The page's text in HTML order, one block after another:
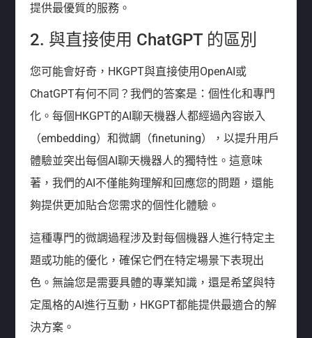
提供最優質的服務。
2. 與直接使用 ChatGPT 的區別
您可能會好奇，HKGPT與直接使用OpenAI或
ChatGPT有何不同？我們的答案是：個性化和專門
化。每個HKGPT的AI聊天機器人都經過內容嵌入
（embedding）和微調（finetuning），以提升用戶
體驗並突出每個AI聊天機器人的獨特性。這意味
著，我們的AI不僅能夠理解和回應您的問題，還能
夠提供更加貼合您需求的個性化體驗。
這種專門的微調過程涉及對每個機器人進行特定主
題或功能的優化，確保它們在特定場景下表現出
色。無論您是需要具體的專業知識，還是希望與特
定風格的AI進行互動，HKGPT都能提供最適合的解
決方案。